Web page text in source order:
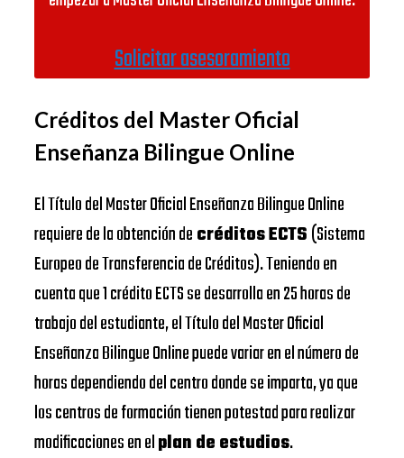
Solicitar asesoramiento
Créditos del Master Oficial
Enseñanza Bilingue Online
El Título del Master Oficial Enseñanza Bilingue Online
requiere de la obtención decréditos ECTS(Sistema
Europeo de Transferencia de Créditos). Teniendo en
cuenta que 1 crédito ECTS se desarrolla en 25 horas de
trabajo del estudiante, el Título del Master Oficial
Enseñanza Bilingue Online puede variar en el número de
horas dependiendo del centro donde se imparta, ya que
los centros de formación tienen potestad para realizar
modificaciones en elplan de estudios.